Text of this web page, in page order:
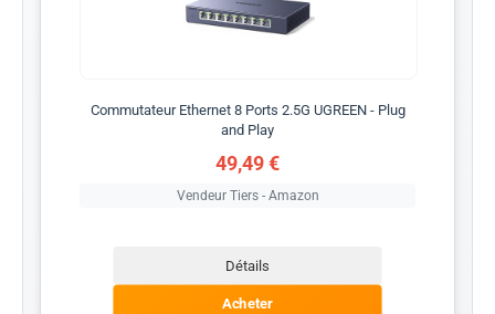
Commutateur Ethernet 8 Ports 2.5G UGREEN - Plug
and Play
49,49 €
Vendeur Tiers - Amazon
Détails
Acheter